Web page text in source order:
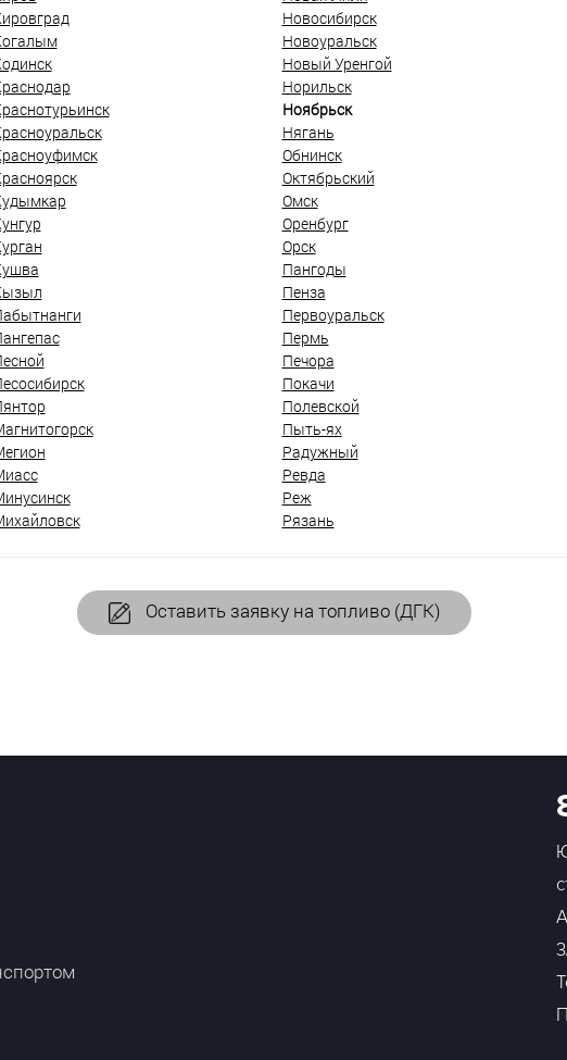
Новосибирск
Новоуральск
Новый Уренгой
Норильск
Ноябрьск
Нягань
Обнинск
Октябрьский
Омск
Оренбург
Орск
Пангоды
Пенза
Первоуральск
Пермь
Печора
Покачи
Полевской
Пыть-ях
Радужный
Ревда
Реж
Рязань
Оставить заявку на топливо (ДГК)